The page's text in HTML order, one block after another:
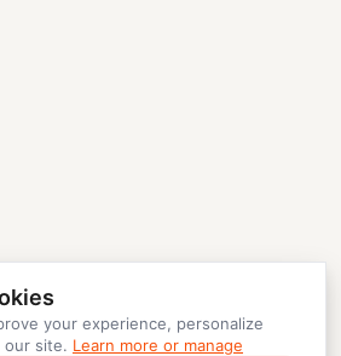
your experience, personalize
our site. Learn more or manage